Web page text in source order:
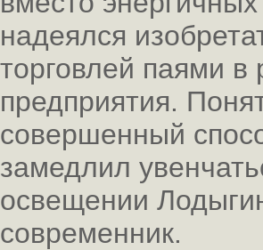
надеялся
торговлей паями
предприятия.
совершенный
замедлил
освещении
современник.